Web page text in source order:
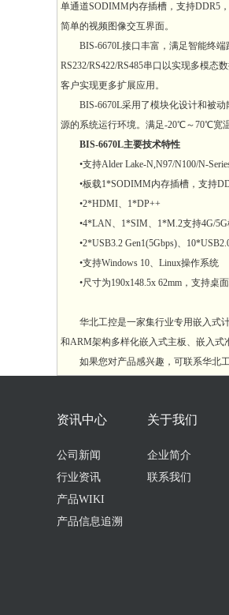
单通道SODIMM内存插槽，支持DDR5
简单的视频图像交互界面。
BIS-6670L接口丰富，满足智能终端
RS232/RS422/RS485串口以实现多模态
客户实现更多扩展应用。
BIS-6670L采用了模块化设计和被动
源的系统运行环境。满足-20℃～70℃宽
BIS-6670L主要技术特性
•支持Alder Lake-N,N97/N100/N-
•板载1*SODIMM内存插槽，支持
•2*HDMI、1*DP++
•4*LAN、1*SIM、1*M.2支持4G/5G
•2*USB3.2 Gen1(5Gbps)、
•支持Windows 10、Linux操作系统
•尺寸为190x148.5x 62mm，支持桌
华北工控是一家集行业专用嵌入式计
和ARM架构多样化嵌入式主板、嵌入式
如果您对产品感兴趣，可联系华北工
资讯中心
公司新闻
行业资讯
产品WIKI
产品信息追溯
关于我们
企业简介
联系我们